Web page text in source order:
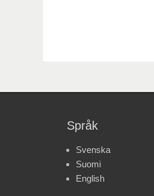
Språk
Svenska
Suomi
English